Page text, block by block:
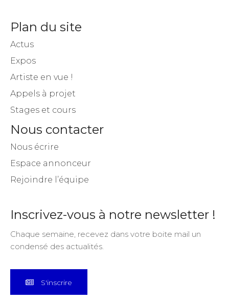
Plan du site
Actus
Expos
Artiste en vue !
Appels à projet
Stages et cours
Nous contacter
Nous écrire
Espace annonceur
Rejoindre l’équipe
Inscrivez-vous à notre newsletter !
Chaque semaine, recevez dans votre boite mail un
condensé des actualités.
S'inscrire